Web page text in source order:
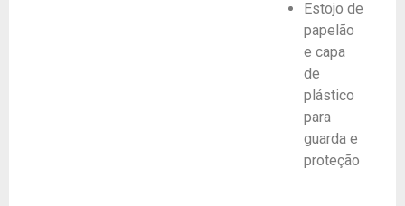
Estojo de
papelão
e capa
de
plástico
para
guarda e
proteção